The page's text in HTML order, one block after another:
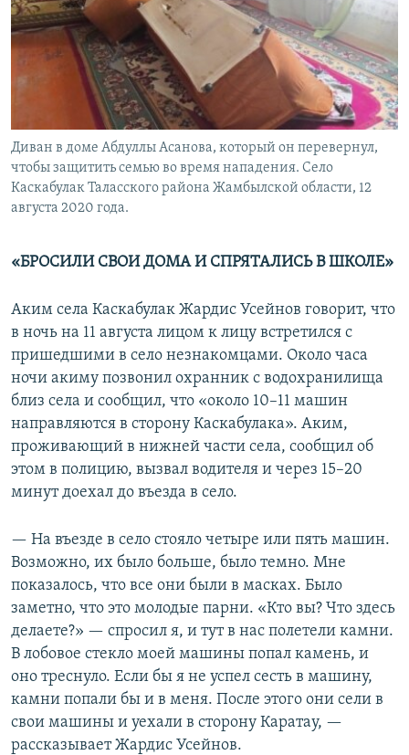
Диван в доме Абдуллы Асанова, который он перевернул,
чтобы защитить семью во время нападения. Село
Каскабулак Таласского района Жамбылской области, 12
августа 2020 года.
«БРОСИЛИ СВОИ ДОМА И СПРЯТАЛИСЬ В ШКОЛЕ»
Аким села Каскабулак Жардис Усейнов говорит, что
в ночь на 11 августа лицом к лицу встретился с
пришедшими в село незнакомцами. Около часа
ночи акиму позвонил охранник с водохранилища
близ села и сообщил, что «около 10–11 машин
направляются в сторону Каскабулака». Аким,
проживающий в нижней части села, сообщил об
этом в полицию, вызвал водителя и через 15–20
минут доехал до въезда в село.
— На въезде в село стояло четыре или пять машин.
Возможно, их было больше, было темно. Мне
показалось, что все они были в масках. Было
заметно, что это молодые парни. «Кто вы? Что здесь
делаете?» — спросил я, и тут в нас полетели камни.
В лобовое стекло моей машины попал камень, и
оно треснуло. Если бы я не успел сесть в машину,
камни попали бы и в меня. После этого они сели в
свои машины и уехали в сторону Каратау, —
рассказывает Жардис Усейнов.